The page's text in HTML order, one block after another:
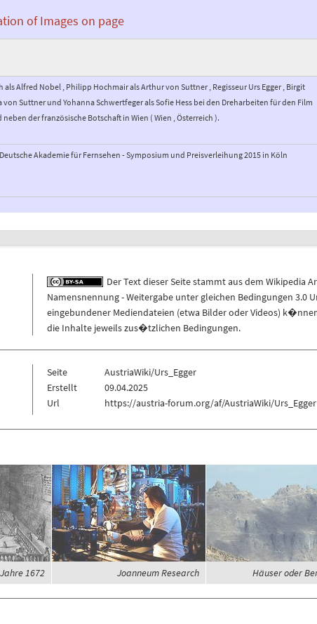
of Images on page
als Alfred Nobel , Philipp Hochmair als Arthur von Suttner , Regisseur Urs Egger , Birgit
von Suttner und Yohanna Schwertfeger als Sofie Hess bei den Dreharbeiten für den Film
der französische Botschaft in Wien ( Wien , Österreich ).
Deutsche Akademie für Fernsehen - Symposium und Preisverleihung 2015 in Köln
Der Text dieser Seite stammt aus dem Wikipedia
Namensnennung - Weitergabe unter gleichen Bedingungen 3.0
eingebundener Mediendateien (etwa Bilder oder Videos)
die Inhalte jeweils zus�tzlichen Bedingungen.
Seite
AustriaWiki/Urs_Egger
Erstellt
09.04.2025
Url
https://austria-forum.org/af/AustriaWiki/Urs_Egger
1672 Joanneum Research Häuser oder